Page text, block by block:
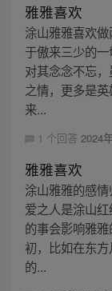
雅雅喜欢
涂山雅雅喜欢
于傲来三少的
对其念念不忘
之情，更多是
来...
1 个回答 2024
雅雅喜欢
涂山雅雅的感
爱之人是涂山
的事会影响雅
初，比如在东
的...